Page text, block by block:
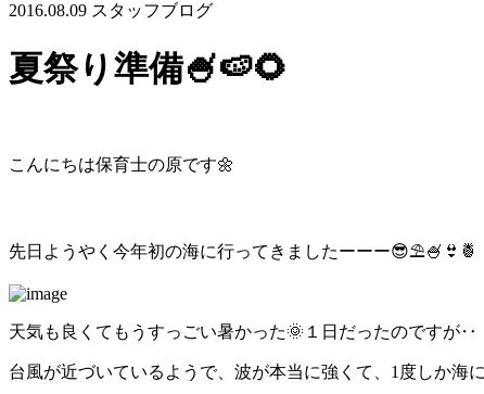
2016.08.09 スタッフブログ
夏祭り準備🍧🍉🌻
こんにちは保育士の原です🌼
先日ようやく今年初の海に行ってきましたーーー😎⛱🍧👙🍍
天気も良くてもうすっごい暑かった🌞１日だったのですが‥
台風が近づいているようで、波が本当に強くて、1度しか海